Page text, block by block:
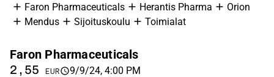
Faron Pharmaceuticals Herantis Pharma
Orion
Mendus
Sijoituskoulu Toimialat
Faron Pharmaceuticals
2,55 EUR 9/9/24, 4:00 PM